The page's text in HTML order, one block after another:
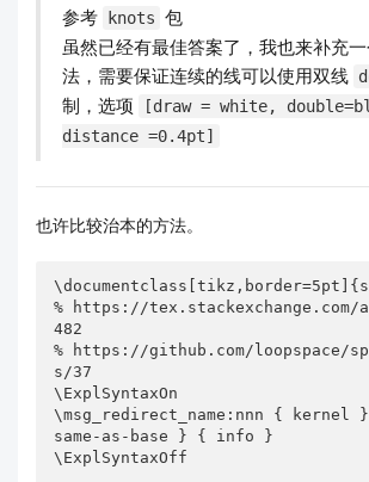
参考 knots 包
虽然已经有最佳答案了，我也来补充
法，需要保证连续的线可以使用双线
制，选项
[draw = white,
distance =0.4pt]
也许比较治本的方法。
% https://tex.stackexchange.com/
482
% https://github.com/loopspace/
s/37
\ExplSyntaxOn
\msg_redirect_name:nnn {
same-as-base } { info }
\ExplSyntaxOff